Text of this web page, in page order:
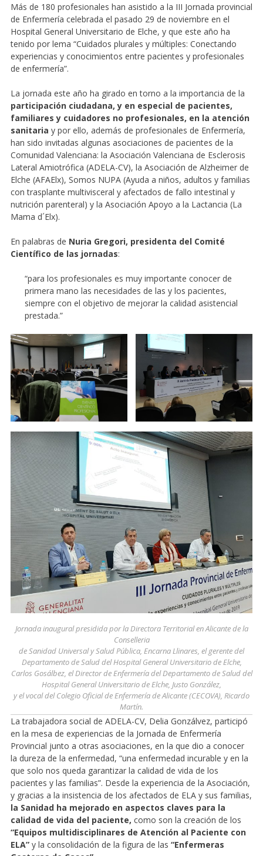
Más de 180 profesionales han asistido a la III Jornada provincial
de Enfermería celebrada el pasado 29 de noviembre en el
Hospital General Universitario de Elche, y que este año ha
tenido por lema “Cuidados plurales y múltiples: Conectando
experiencias y conocimientos entre pacientes y profesionales
de enfermería”.
La jornada este año ha girado en torno a la importancia de la
participación ciudadana, y en especial de pacientes,
familiares y cuidadores no profesionales, en la atención
sanitaria y por ello, además de profesionales de Enfermería,
han sido invitadas algunas asociaciones de pacientes de la
Comunidad Valenciana: la Asociación Valenciana de Esclerosis
Lateral Amiotrófica (ADELA-CV), la Asociación de Alzheimer de
Elche (AFAElx), Somos NUPA (Ayuda a niños, adultos y familias
con trasplante multivisceral y afectados de fallo intestinal y
nutrición parenteral) y la Asociación Apoyo a la Lactancia (La
Mama d´Elx).
En palabras de Nuria Gregori, presidenta del Comité
Científico de las jornadas:
“para los profesionales es muy importante conocer de
primera mano las necesidades de las y los pacientes,
siempre con el objetivo de mejorar la calidad asistencial
prestada.”
Jornada inaugural presidida por la Directora Territorial en Alicante de la
Conselleria
de Sanidad Universal y Salud Pública, Encarna Llinares, el gerente del
Departamento de Salud del Hospital General Universitario de Elche,
Carlos Gosálbez, el Director de Enfermería del Departamento de Salud del
Hospital General Universitario de Elche, Justo González,
y el vocal del Colegio Oficial de Enfermería de Alicante (CECOVA), Ricardo
Martín.
La trabajadora social de ADELA-CV, Delia Gonzálvez, participó
en la mesa de experiencias de la Jornada de Enfermería
Provincial junto a otras asociaciones, en la que dio a conocer
la dureza de la enfermedad, “una enfermedad incurable y en la
que solo nos queda garantizar la calidad de vida de los
pacientes y las familias”. Desde la experiencia de la Asociación,
y gracias a la insistencia de los afectados de ELA y sus familias,
la Sanidad ha mejorado en aspectos claves para la
calidad de vida del paciente, como son la creación de los
“Equipos multidisciplinares de Atención al Paciente con
ELA” y la consolidación de la figura de las “Enfermeras